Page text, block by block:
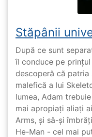
Stăpânii
După ce sunt
îl conduce pe
descoperă că
malefică a lui
lumea, Adam
mai apropiați aliați
Arms, și să-și
He-Man - cel mai